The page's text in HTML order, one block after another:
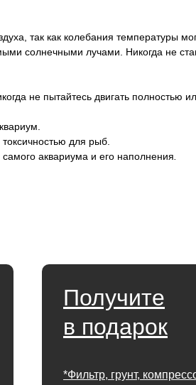
так как колебания температуры
солнечными лучами. Никогда не
не пытайтесь двигать полностью
для рыб.
аквариума и его наполнения
Получите
в подарок
*Фильтр, грунт,